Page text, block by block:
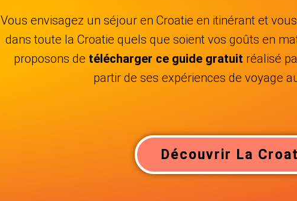
Vous envisagez un séjour en Croatie en itinérant et
dans toute la Croatie quels que soient vos goûts en
proposons de télécharger ce guide gratuit réalisé
partir de ses expériences de voyage
Découvrir La